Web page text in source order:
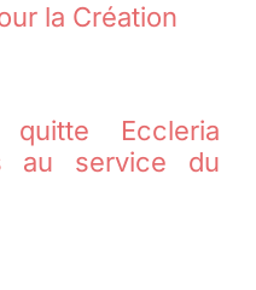
la Création
quitte Eccleria
au service du